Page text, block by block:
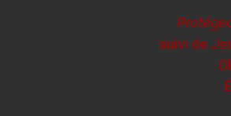
suivi de